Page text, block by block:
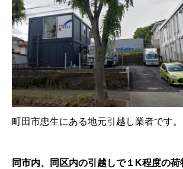
町田市忠生にある地元引越し業者です。
同市内、同区内の引越しで１K程度の